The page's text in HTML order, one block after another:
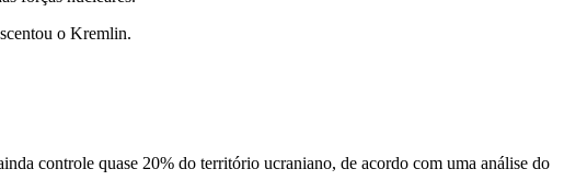
o Kremlin.
controle quase 20% do território ucraniano, de acordo com uma análise do